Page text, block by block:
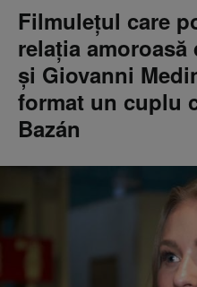
Filmulețul care
relația
și Giovanni
format un cuplu
Bazán